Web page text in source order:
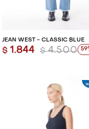
JEAN WEST - CLASSIC BLUE
$ 1.844 $ 4.500 59